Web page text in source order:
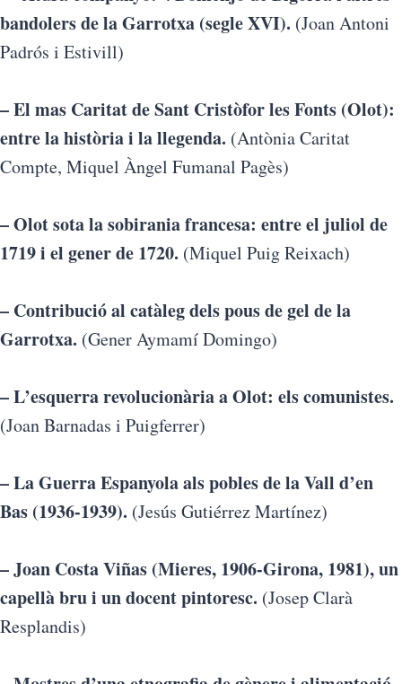
bandolers de la Garrotxa (segle XVI). (Joan Antoni
Padrós i Estivill)
– El mas Caritat de Sant Cristòfor les Fonts (Olot):
entre la història i la llegenda. (Antònia Caritat
Compte, Miquel Àngel Fumanal Pagès)
– Olot sota la sobirania francesa: entre el juliol de
1719 i el gener de 1720. (Miquel Puig Reixach)
– Contribució al catàleg dels pous de gel de la
Garrotxa. (Gener Aymamí Domingo)
– L’esquerra revolucionària a Olot: els comunistes.
(Joan Barnadas i Puigferrer)
– La Guerra Espanyola als pobles de la Vall d’en
Bas (1936-1939). (Jesús Gutiérrez Martínez)
– Joan Costa Viñas (Mieres, 1906-Girona, 1981), un
capellà bru i un docent pintoresc. (Josep Clarà
Resplandis)